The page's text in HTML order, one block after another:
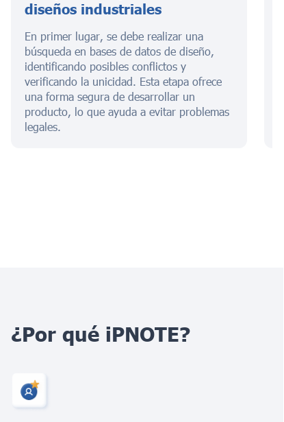
diseños industriales
En primer lugar, se debe realizar una
búsqueda en bases de datos de diseño,
identificando posibles conflictos y
verificando la unicidad. Esta etapa ofrece
una forma segura de desarrollar un
producto, lo que ayuda a evitar problemas
legales.
¿Por qué iPNOTE?